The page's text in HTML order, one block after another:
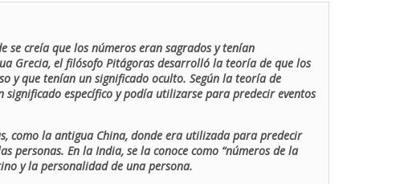
se creía que los números eran sagrados y tenían
Grecia, el filósofo Pitágoras desarrolló la teoría de que los
y que tenían un significado oculto. Según la teoría de
específico y podía utilizarse para predecir eventos
como la antigua China, donde era utilizada para predecir
personas. En la India, se la conoce como “números de la
y la personalidad de una persona.